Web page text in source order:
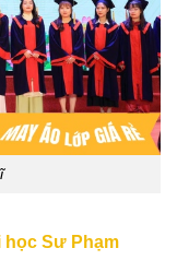
học Sư Phạm